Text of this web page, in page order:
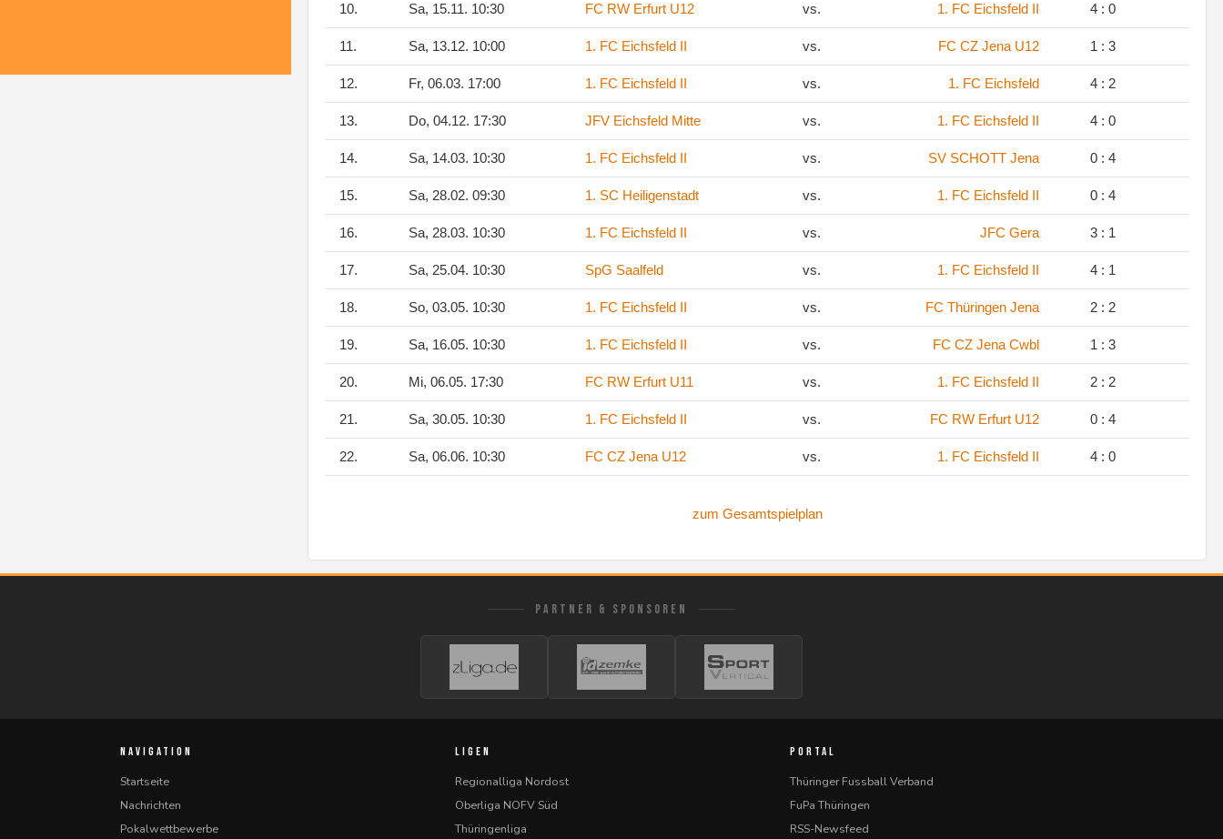
10. Sa, 15.11. 10:30 FC RW Erfurt U12 vs. 1. FC Eichsfeld II 4 : 0
11. Sa, 13.12. 10:00 1. FC Eichsfeld II vs. FC CZ Jena U12 1 : 3
12. Fr, 06.03. 17:00 1. FC Eichsfeld II vs. 1. FC Eichsfeld 4 : 2
13. Do, 04.12. 17:30 JFV Eichsfeld Mitte vs. 1. FC Eichsfeld II 4 : 0
14. Sa, 14.03. 10:30 1. FC Eichsfeld II vs. SV SCHOTT Jena 0 : 4
15. Sa, 28.02. 09:30 1. SC Heiligenstadt vs. 1. FC Eichsfeld II 0 : 4
16. Sa, 28.03. 10:30 1. FC Eichsfeld II vs. JFC Gera 3 : 1
17. Sa, 25.04. 10:30 SpG Saalfeld vs. 1. FC Eichsfeld II 4 : 1
18. So, 03.05. 10:30 1. FC Eichsfeld II vs. FC Thüringen Jena 2 : 2
19. Sa, 16.05. 10:30 1. FC Eichsfeld II vs. FC CZ Jena Cwbl 1 : 3
20. Mi, 06.05. 17:30 FC RW Erfurt U11 vs. 1. FC Eichsfeld II 2 : 2
21. Sa, 30.05. 10:30 1. FC Eichsfeld II vs. FC RW Erfurt U12 0 : 4
22. Sa, 06.06. 10:30 FC CZ Jena U12 vs. 1. FC Eichsfeld II 4 : 0
zum Gesamtspielplan
PARTNER & SPONSOREN
NAVIGATION
Startseite
Nachrichten
Pokalwettbewerbe
LIGEN
Regionalliga Nordost
Oberliga NOFV Süd
Thüringenliga
PORTAL
Thüringer Fussball Verband
FuPa Thüringen
RSS-Newsfeed